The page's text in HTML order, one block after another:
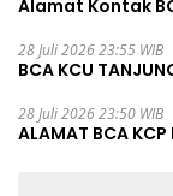
Alamat Kontak
28 Juli 2026 23:55 WIB
BCA KCU
28 Juli 2026 23:50 WIB
ALAMAT BCA